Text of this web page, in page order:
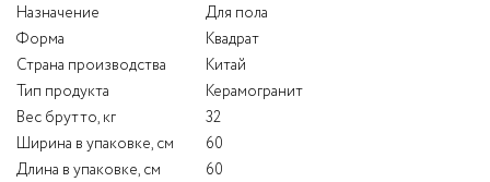
Назначение
Для пола
Форма
Квадрат
Страна производства
Китай
Тип продукта
Керамогранит
Вес брутто, кг
32
Ширина в упаковке, см
60
Длина в упаковке, см
60